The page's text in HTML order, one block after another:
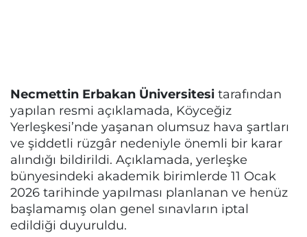
Necmettin Erbakan Üniversitesi tarafından
yapılan resmi açıklamada, Köyceğiz
Yerleşkesi’nde yaşanan olumsuz hava şartları
ve şiddetli rüzgâr nedeniyle önemli bir karar
alındığı bildirildi. Açıklamada, yerleşke
bünyesindeki akademik birimlerde 11 Ocak
2026 tarihinde yapılması planlanan ve henüz
başlamamış olan genel sınavların iptal
edildiği duyuruldu.